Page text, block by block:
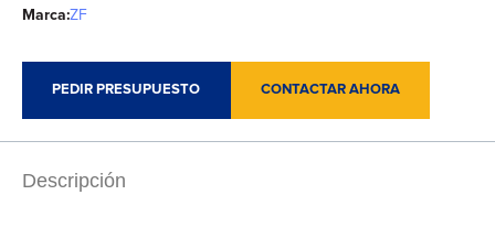
Marca:ZF
PEDIR PRESUPUESTO CONTACTAR AHORA
Descripción